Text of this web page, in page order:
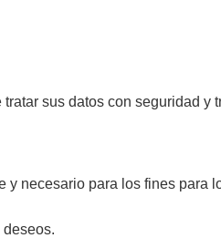
sus datos con seguridad y
y necesario para los fines para